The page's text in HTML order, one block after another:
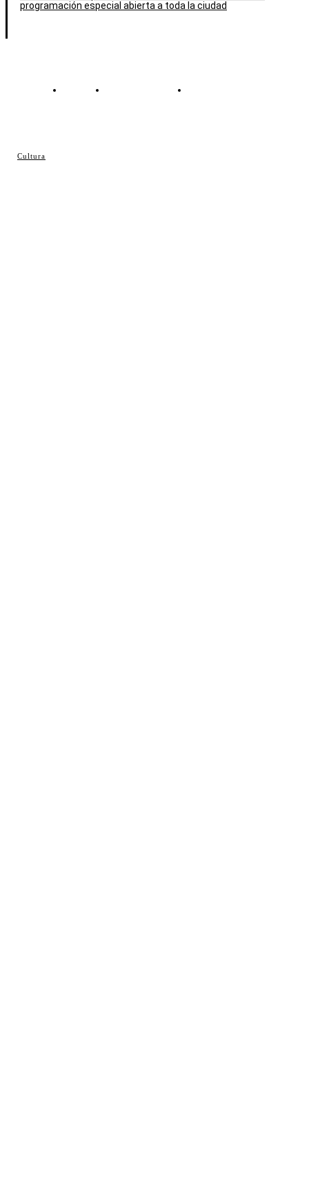
Cultura
programación especial abierta a toda la ciudad
Contacto Política de cookies